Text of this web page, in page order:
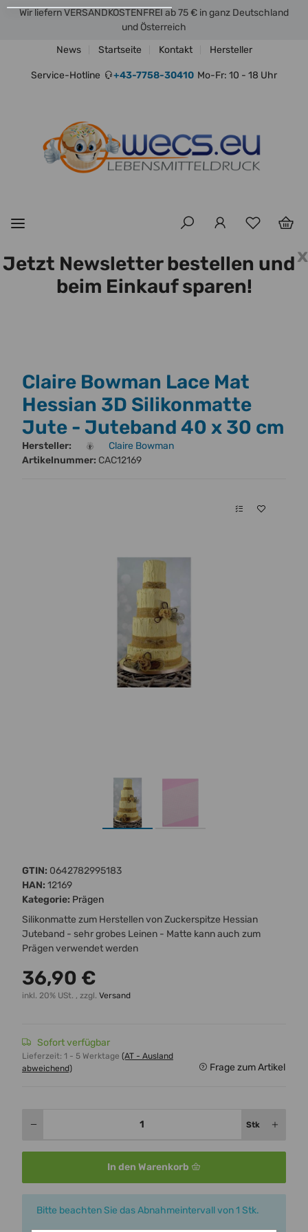
Wir liefern VERSANDKOSTENFREI ab 75 € in ganz Deutschland
und Österreich
News
Startseite Kontakt Hersteller
Service-Hotline +43-7758-30410 Mo-Fr: 10 - 18 Uhr
x
Jetzt Newsletter bestellen und
beim Einkauf sparen!
Claire Bowman Lace Mat
Hessian 3D Silikonmatte
Jute - Juteband 40 x 30 cm
Hersteller:
Claire Bowman
Artikelnummer: CAC12169
GTIN: 0642782995183
HAN: 12169
Kategorie: Prägen
Silikonmatte zum Herstellen von Zuckerspitze Hessian
Juteband - sehr grobes Leinen - Matte kann auch zum
Prägen verwendet werden
36,90 €
inkl. 20% USt. , zzgl. Versand
Sofort verfügbar
Lieferzeit: 1 - 5 Werktage (AT - Ausland
abweichend)
Frage zum Artikel
Stk
In den Warenkorb
x
Bitte beachten Sie das Abnahmeintervall von 1 Stk.